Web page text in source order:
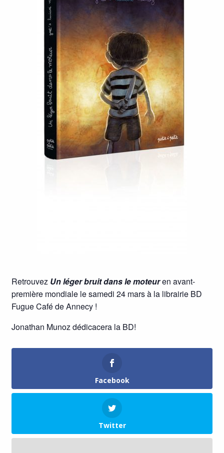
Retrouvez Un léger bruit dans le moteuren avant-
première mondiale le samedi 24 mars à la librairie BD
Fugue Café de Annecy !
Jonathan Munoz dédicacera la BD!
Facebook
Twitter